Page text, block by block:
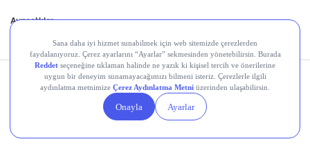
Ayrıcalıklar
Kişisel Verilerin
Gizlilik
Politikası
Yasal
Duyurular
Çerez